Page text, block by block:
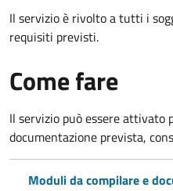
Il servizio è rivolto a tutti i
requisiti previsti.
Come fare
Il servizio può essere attivato
documentazione prevista,
Moduli da compilare e